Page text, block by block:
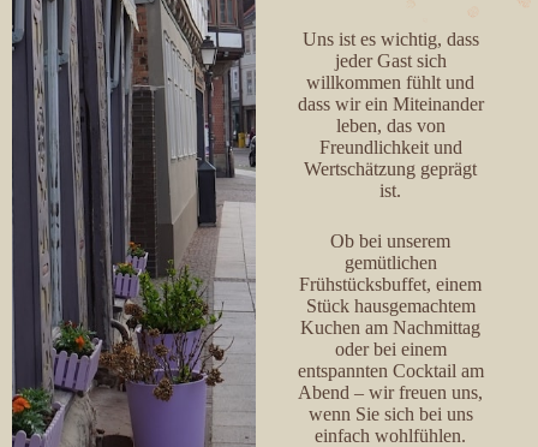
Uns ist es wichtig, dass
jeder Gast sich
willkommen fühlt und
dass wir ein Miteinander
leben, das von
Freundlichkeit und
Wertschätzung geprägt
ist.
Ob bei unserem
gemütlichen
Frühstücksbuffet, einem
Stück hausgemachtem
Kuchen am Nachmittag
oder bei einem
entspannten Cocktail am
Abend – wir freuen uns,
wenn Sie sich bei uns
einfach wohlfühlen.